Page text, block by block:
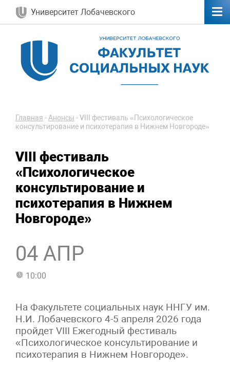
Университет Лобачевского
Главная -Анонсы -VIII фестиваль «Психологическое
консультирование и психотерапия в Нижнем Новгороде»
VIII фестиваль
«Психологическое
консультирование и
психотерапия в Нижнем
Новгороде»
04 АПР
10:00
На Факультете социальных наук ННГУ им.
Н.И. Лобачевского 4-5 апреля 2026 года
пройдет VIII Ежегодный фестиваль
«Психологическое консультирование и
психотерапия в Нижнем Новгороде».